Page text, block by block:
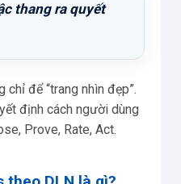
thang ra quyết
chỉ để “trang nhìn đẹp”.
định cách người dùng
Prove, Rate, Act.